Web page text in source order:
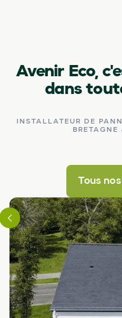
Avenir Eco,
dans
INSTALLATEUR DE
Tous